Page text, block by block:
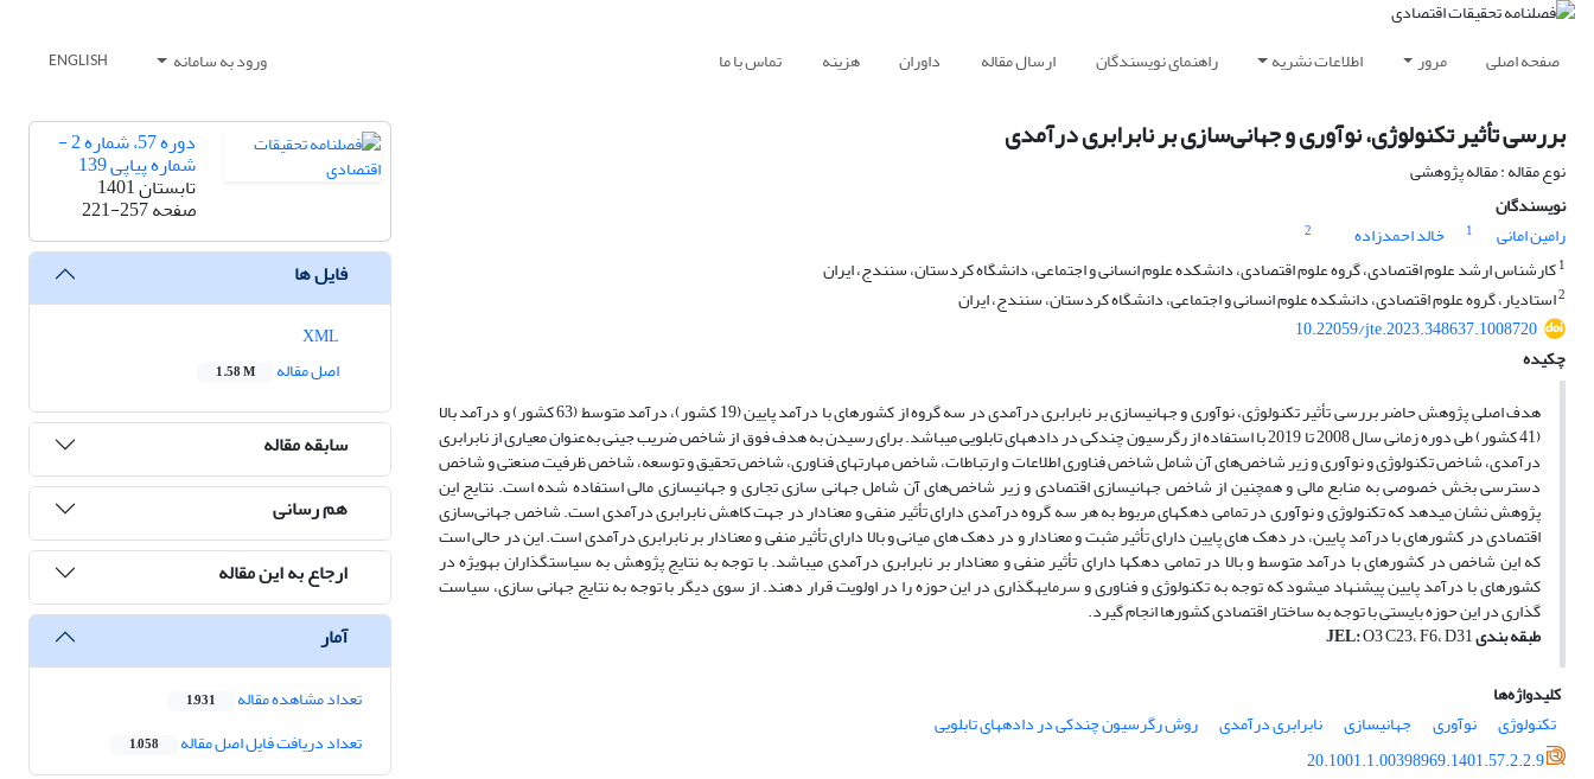
صفحه اصلی مرور اطلاعات نشریه راهنمای نویسندگان ارسال مقاله داوران هزینه تماس با ما ورود به سامانه ENGLISH
بررسی تأثیر تکنولوژی، نوآوری و جهانی‌سازی بر نابرابری درآمدی
نوع مقاله : مقاله پژوهشی
نویسندگان
رامین امانی
1 خالد احمدزاده
2
1کارشناس ارشد علوم اقتصادی، گروه علوم اقتصادی، دانشکده علوم انسانی و اجتماعی، دانشگاه کردستان، سنندج، ایران
2استادیار، گروه علوم اقتصادی، دانشکده علوم انسانی و اجتماعی، دانشگاه کردستان، سنندج، ایران
10.22059/jte.2023.348637.1008720
چکیده
هدف اصلی پژوهش حاضر بررسی تأثیر تکنولوژی، نوآوری و جهانی­سازی بر نابرابری درآمدی در سه گروه از کشورهای با درآمد پایین (19 کشور)، درآمد متوسط (63 کشور) و درآمد بالا
(41 کشور) طی دوره زمانی سال 2008 تا 2019 با استفاده از رگرسیون چندکی در داده­های تابلویی می­باشد. برای رسیدن به هدف فوق از شاخص ضریب جینی به‌عنوان معیاری از نابرابری
درآمدی، شاخص تکنولوژی و نوآوری و زیر شاخص‌‌های آن شامل شاخص فناوری اطلاعات و ارتباطات، شاخص مهارت­های فناوری، شاخص تحقیق و توسعه، شاخص ظرفیت صنعتی و شاخص
دسترسی بخش خصوصی به منابع مالی و همچنین از شاخص جهانی­سازی اقتصادی و زیر شاخص‌‌های آن شامل جهانی ­سازی تجاری و جهانی­سازی مالی استفاده شده است. نتایج این
پژوهش نشان می­دهد که تکنولوژی و نوآوری در تمامی دهک­های مربوط به هر سه گروه درآمدی دارای تأثیر منفی و معنادار در جهت کاهش نابرابری درآمدی است. شاخص جهانی‌سازی
اقتصادی در کشورهای با درآمد پایین، در دهک ­های پایین دارای تأثیر مثبت و معنادار و در دهک­ های میانی و بالا دارای تأثیر منفی و معنادار بر نابرابری درآمدی است. این در حالی است
که این شاخص در کشورهای با درآمد متوسط و بالا در تمامی دهک­ها دارای تأثیر منفی و معنادار بر نابرابری درآمدی می­باشد. با توجه ‌به نتایج پژوهش به سیاست‎گذاران به­ویژه در
گذاری در این حوزه بایستی با توجه به ساختار اقتصادی کشورها انجام گیرد.
طبقه­ بندی JEL:O3 C23، F6، D31
کلیدواژه‌ها
تکنولوژی
نوآوری جهانی­سازی نابرابری درآمدی
روش رگرسیون چندکی در داده­های تابلویی
20.1001.1.00398969.1401.57.2.2.9
دوره 57، شماره 2 -
شماره پیاپی 139
تابستان 1401
صفحه221-257
فایل ها
اصل مقاله
1.58 M
سابقه مقاله
هم رسانی
ارجاع به این مقاله
آمار
تعداد مشاهده مقاله 1,931
تعداد دریافت فایل اصل مقاله 1,058